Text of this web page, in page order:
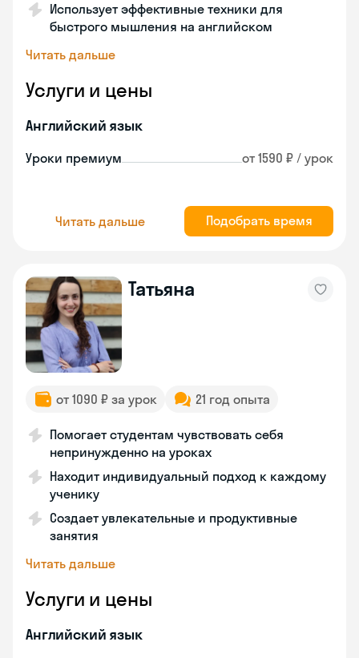
Использует эффективные техники для
быстрого мышления на английском
Читать дальше
Услуги и цены
Английский язык
Уроки премиум от 1590 ₽ / урок
Читать дальше Подобрать время
Татьяна
от 1090 ₽ за урок 21 год опыта
Помогает студентам чувствовать себя
непринужденно на уроках
Находит индивидуальный подход к каждому
ученику
Создает увлекательные и продуктивные
занятия
Читать дальше
Услуги и цены
Английский язык